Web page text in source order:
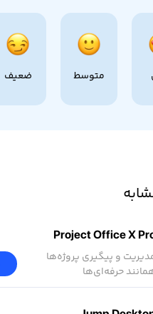
متوسط ضعیف
Project Office X
و پیگیری پروژه‌ها
حرفه‌ای‌ها